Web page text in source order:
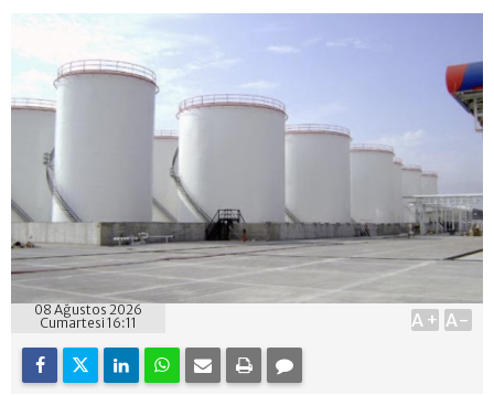
08 Ağustos 2026
Cumartesi 16:11
A+ A-